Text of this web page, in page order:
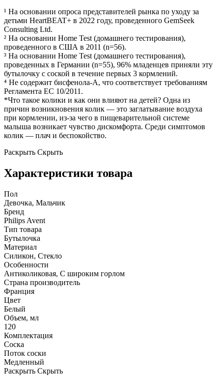
¹ На основании опроса представителей рынка по уходу за
детьми HeartBEAT+ в 2022 году, проведенного GemSeek
Consulting Ltd.
² На основании Home Test (домашнего тестирования),
проведенного в США в 2011 (n=56).
³ На основании Home Test (домашнего тестирования),
проведенных в Германии (n=55), 96% младенцев приняли эту
бутылочку с соской в течение первых 3 кормлений.
⁴ Не содержит бисфенола-А, что соответствует требованиям
Регламента ЕС 10/2011.
*Что такое колики и как они влияют на детей? Одна из
причин возникновения колик — это заглатывание воздуха
при кормлении, из-за чего в пищеварительной системе
малыша возникает чувство дискомфорта. Среди симптомов
колик — плач и беспокойство.
Раскрыть Скрыть
Характеристики товара
Пол
Девочка, Мальчик
Бренд
Philips Avent
Тип товара
Бутылочка
Материал
Силикон, Стекло
Особенности
Антиколиковая, С широким горлом
Страна производитель
Франция
Цвет
Белый
Объем, мл
120
Комплектация
Соска
Поток соски
Медленный
Раскрыть Скрыть